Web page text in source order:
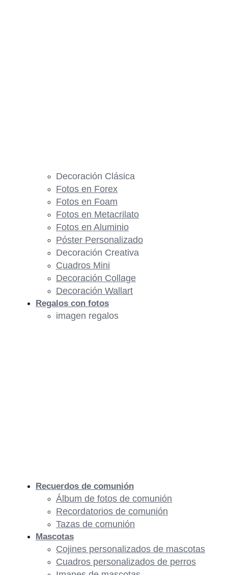
Decoración Clásica
Fotos en Forex
Fotos en Foam
Fotos en Metacrilato
Fotos en Aluminio
Póster Personalizado
Decoración Creativa
Cuadros Mini
Decoración Collage
Decoración Wallart
Regalos con fotos
imagen regalos
Recuerdos de comunión
Álbum de fotos de comunión
Recordatorios de comunión
Tazas de comunión
Mascotas
Cojines personalizados de mascotas
Cuadros personalizados de perros